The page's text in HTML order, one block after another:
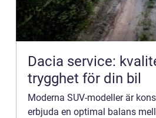
Dacia service:
trygghet för din bil
Moderna SUV-modeller är
erbjuda en optimal balans